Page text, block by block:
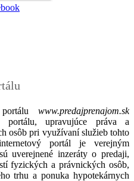
portálu www.predajprenajom.sk
portálu, upravujúce práva a
osôb pri využívaní služieb tohto
portál je verejným
uverejnené inzeráty o predaji,
fyzických a právnických osôb,
trhu a ponuka hypotekárnych